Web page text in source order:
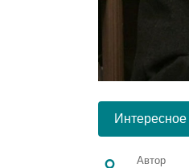
Интересное
Автор